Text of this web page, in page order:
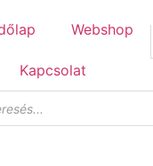
Webshop
Kapcsolat
Medium